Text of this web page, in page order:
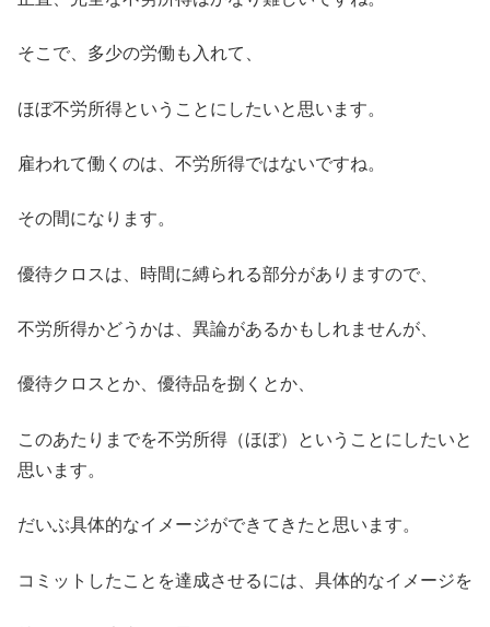
そこで、多少の労働も入れて、
ほぼ不労所得ということにしたいと思います。
雇われて働くのは、不労所得ではないですね。
その間になります。
優待クロスは、時間に縛られる部分がありますので、
不労所得かどうかは、異論があるかもしれませんが、
優待クロスとか、優待品を捌くとか、
このあたりまでを不労所得（ほぼ）ということにしたいと
思います。
だいぶ具体的なイメージができてきたと思います。
コミットしたことを達成させるには、具体的なイメージを